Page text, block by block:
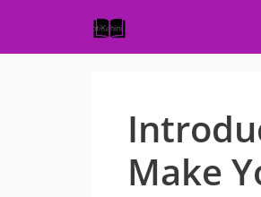
content
Make